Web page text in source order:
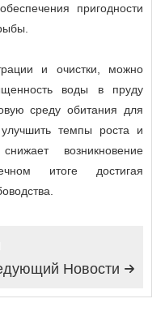
пригодности
и очистки, можно
воды в пруду
среду обитания для
темпы роста и
возникновение
итоге достигая

Hовости